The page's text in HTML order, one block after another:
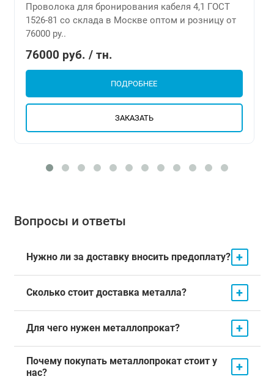
Проволока для бронирования кабеля 4,1 ГОСТ
1526-81 со склада в Москве оптом и розницу от
76000 ру..
76000 руб. / тн.
ПОДРОБНЕЕ
ЗАКАЗАТЬ
Вопросы и ответы
Нужно ли за доставку вносить предоплату? +
Сколько стоит доставка металла? +
Для чего нужен металлопрокат? +
Почему покупать металлопрокат стоит у
нас?
+